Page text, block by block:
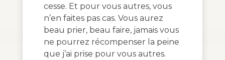
cesse. Et pour vous autres, vous
n’en faites pas cas. Vous aurez
beau prier, beau faire, jamais vous
ne pourrez récompenser la peine
que j’ai prise pour vous autres.